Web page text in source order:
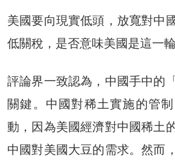
美國要向現實低頭，放寬對中
低關稅，是否意味美國是這一
評論界一致認為，中國手中的
關鍵。中國對稀土實施的管
動，因為美國經濟對中國稀土
中國對美國大豆的需求。然而